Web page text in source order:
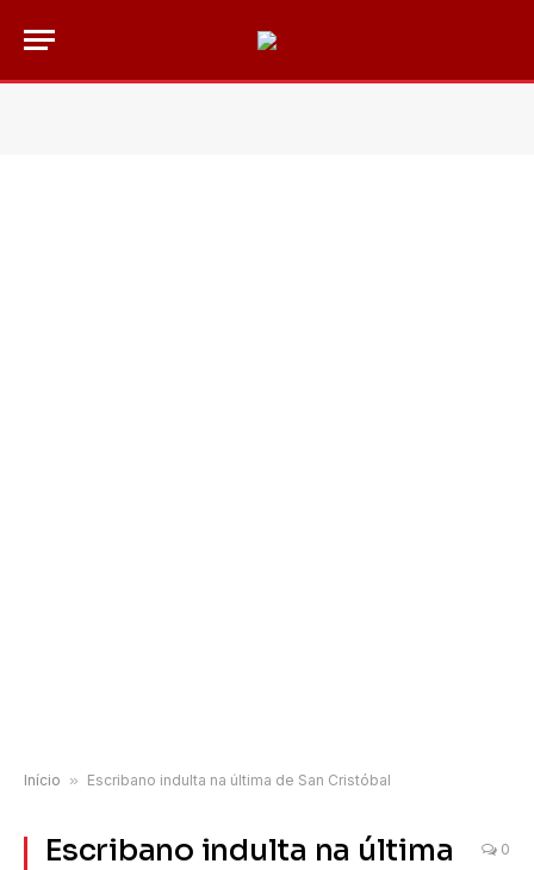
Início » Escribano indulta na última de San Cristóbal
Escribano indulta na última
0